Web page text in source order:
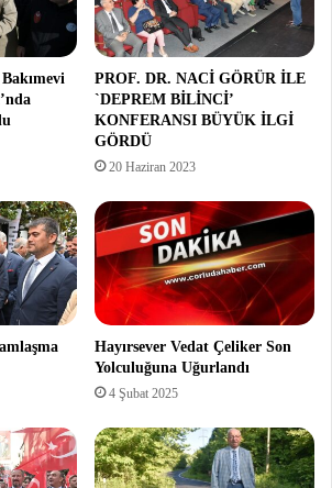
PROF. DR. NACİ GÖRÜR İLE
`DEPREM BİLİNCİ’
KONFERANSI BÜYÜK İLGİ
GÖRDÜ
20 Haziran 2023
Hayırsever Vedat Çeliker Son
Yolculuğuna Uğurlandı
4 Şubat 2025